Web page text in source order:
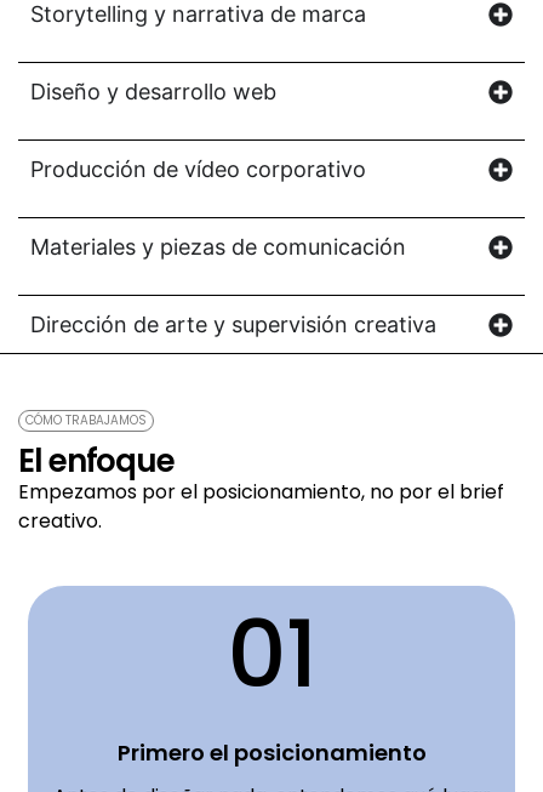
Storytelling y narrativa de marca
Diseño y desarrollo web
Producción de vídeo corporativo
Materiales y piezas de comunicación
Dirección de arte y supervisión creativa
CÓMO TRABAJAMOS
El enfoque
Empezamos por el posicionamiento, no por el brief
creativo.
01
Primero el posicionamiento